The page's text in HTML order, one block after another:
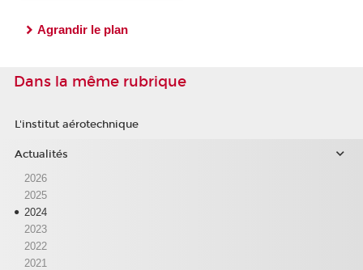
Agrandir le plan
Dans la même rubrique
L'institut aérotechnique
Actualités
2026
2025
2024
2023
2022
2021